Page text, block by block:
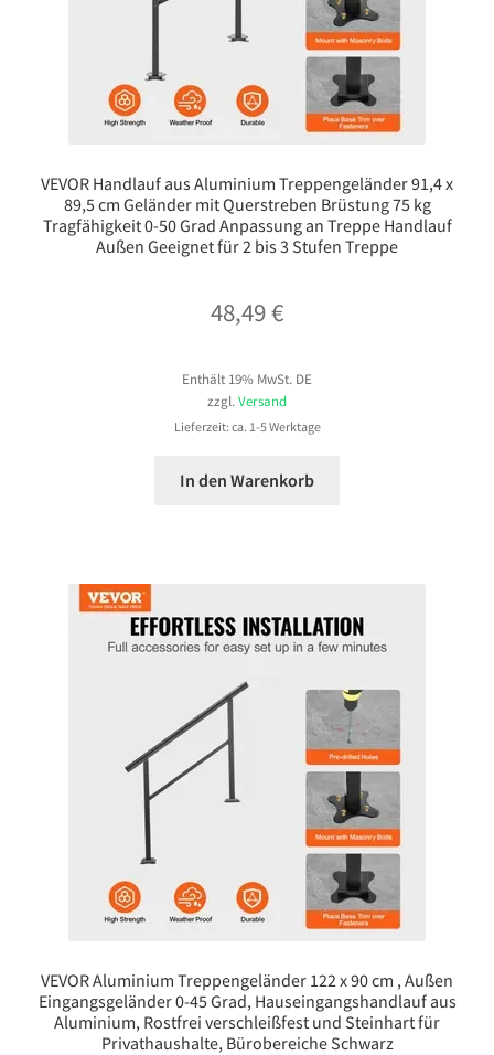
VEVOR Handlauf aus Aluminium Treppengeländer 91,4 x
89,5 cm Geländer mit Querstreben Brüstung 75 kg
Tragfähigkeit 0-50 Grad Anpassung an Treppe Handlauf
Außen Geeignet für 2 bis 3 Stufen Treppe
48,49€
Enthält 19% MwSt. DE
zzgl. Versand
Lieferzeit: ca. 1-5 Werktage
In den Warenkorb
VEVOR Aluminium Treppengeländer 122 x 90 cm , Außen
Eingangsgeländer 0-45 Grad, Hauseingangshandlauf aus
Aluminium, Rostfrei verschleißfest und Steinhart für
Privathaushalte, Bürobereiche Schwarz